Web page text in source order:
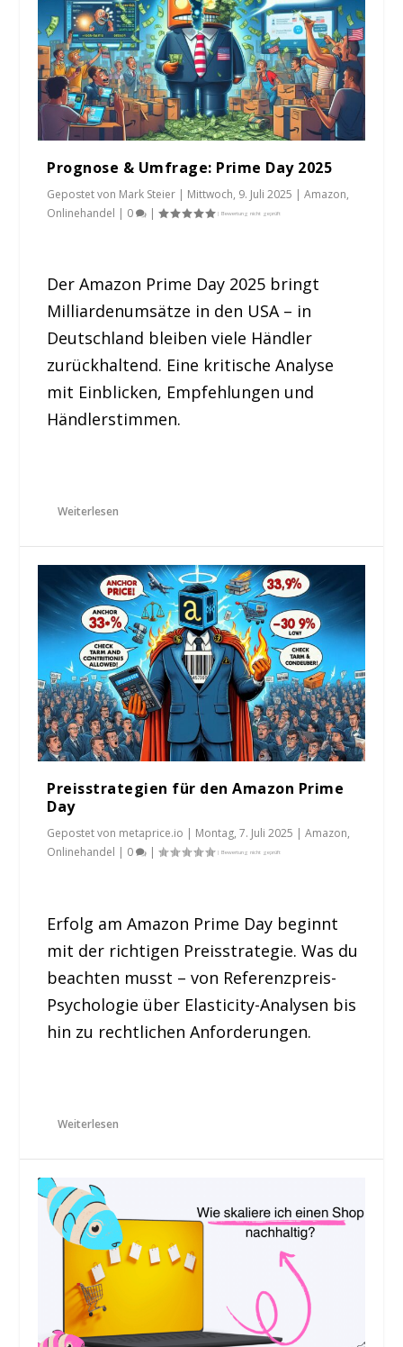
Prognose & Umfrage: Prime Day 2025
Gepostet von Mark Steier | Mittwoch, 9. Juli 2025 |Amazon,
Onlinehandel | 0 |
Der Amazon Prime Day 2025 bringt
Milliardenumsätze in den USA – in
Deutschland bleiben viele Händler
zurückhaltend. Eine kritische Analyse
mit Einblicken, Empfehlungen und
Händlerstimmen.
Weiterlesen
Preisstrategien für den Amazon Prime
Day
Gepostet von metaprice.io | Montag, 7. Juli 2025 |Amazon,
Onlinehandel | 0 |
Erfolg am Amazon Prime Day beginnt
mit der richtigen Preisstrategie. Was du
beachten musst – von Referenzpreis-
Psychologie über Elasticity-Analysen bis
hin zu rechtlichen Anforderungen.
Weiterlesen